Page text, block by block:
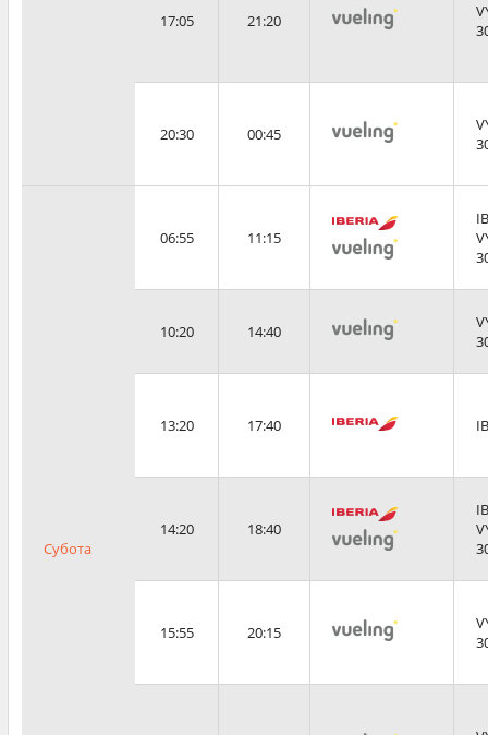
17:05 21:20
20:30 00:45
Субота
06:55 11:15
10:20 14:40
13:20 17:40
14:20 18:40
15:55 20:15